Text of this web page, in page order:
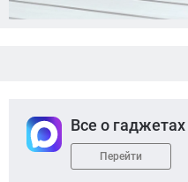
Все о
Перейти